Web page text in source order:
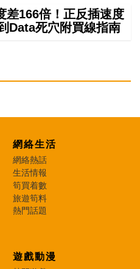
差166倍！正反插速度
Data死穴附買線指南
網絡生活
網絡熱話
生活情報
筍買着數
旅遊筍料
熱門話題
遊戲動漫